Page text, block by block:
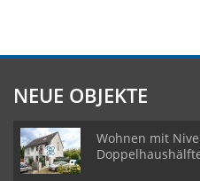
NEUE OBJEKTE
Wohnen mit